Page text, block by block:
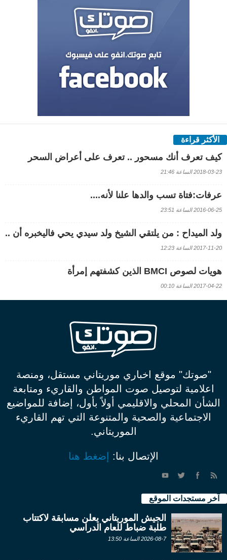
الأكثر قراءة
كيف تعرف أنك مسحور .. تعرف على أعراض السحر
2018-03-23 الساعة 21:46
عرفات:فتاة تسب والدها علنا لأنه....
2016-06-25 الساعة 23:51
ولد الميداح : من يلتقي الشيخ ولد سيدي يحي فاليخبره أن ..
2017-11-20 الساعة 12:23
هويات لصوص BMCI الذين كشفتهم إمرأة
2017-04-22 الساعة 00:10
"صوتك" موقع اخباري موريتاني مستقل، ومنصة
اعلامية لتوصيل صوت المواطن والقاريء ومتابعة
الشأن المحلي والاقليمي أولاً بأول، إضافة للمواضيع
الاجتماعية والصحية والمتنوعة التي تهم القاريء
الموريتاني.
الإتصال بنا: إضغط هنا
آخر مستجدات الموقع
الجيش الموريتاني يعلن مسابقة لاكتتاب
طلبة ضباط للعام الدراسي
2026-08-7 الساعة 13:50